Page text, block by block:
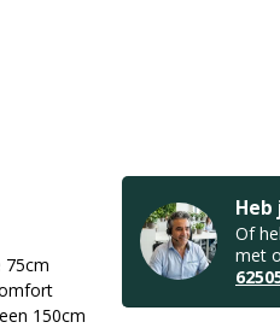
75cm
150cm
Of
met